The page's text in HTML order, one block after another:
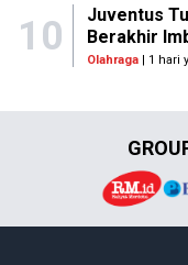
10
Juventus
Berakhir
Olahraga| 1 hari